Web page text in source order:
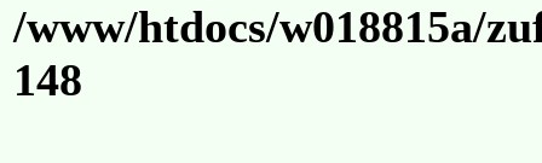
/www/htdocs/w018815a/
148